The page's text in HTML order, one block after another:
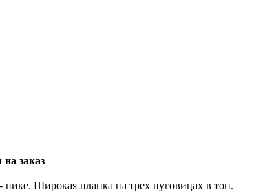
заказ
Широкая планка на трех пуговицах в тон.